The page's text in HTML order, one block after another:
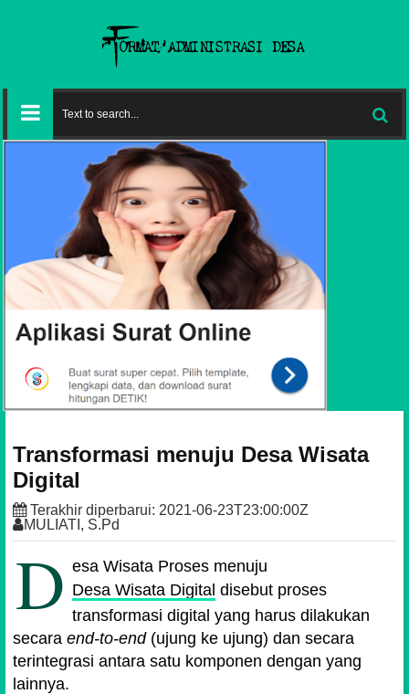
Transformasi menuju Desa Wisata
Digital
Terakhir diperbarui: 2021-06-23T23:00:00Z
MULIATI, S.Pd
D esa Wisata Proses menuju
Desa Wisata Digital disebut proses
transformasi digital yang harus dilakukan
secara end-to-end(ujung ke ujung) dan secara
terintegrasi antara satu komponen dengan yang
lainnya.